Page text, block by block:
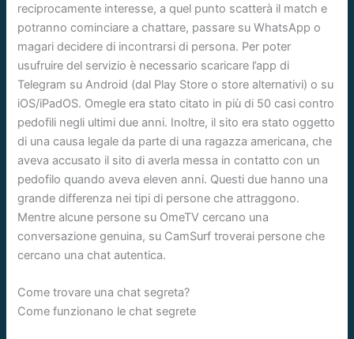
reciprocamente interesse, a quel punto scatterà il match e
potranno cominciare a chattare, passare su WhatsApp o
magari decidere di incontrarsi di persona. Per poter
usufruire del servizio è necessario scaricare l’app di
Telegram su Android (dal Play Store o store alternativi) o su
iOS/iPadOS. Omegle era stato citato in più di 50 casi contro
pedofili negli ultimi due anni. Inoltre, il sito era stato oggetto
di una causa legale da parte di una ragazza americana, che
aveva accusato il sito di averla messa in contatto con un
pedofilo quando aveva eleven anni. Questi due hanno una
grande differenza nei tipi di persone che attraggono.
Mentre alcune persone su OmeTV cercano una
conversazione genuina, su CamSurf troverai persone che
cercano una chat autentica.
Come trovare una chat segreta?
Come funzionano le chat segrete